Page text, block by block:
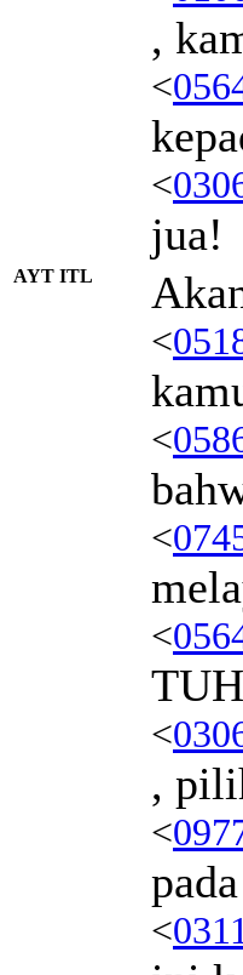
,
<
<
jua!
AYT ITL
<
<
<
<
<
,
<
<